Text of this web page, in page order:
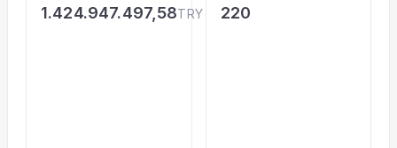
1.424.947.497,58TRY 220